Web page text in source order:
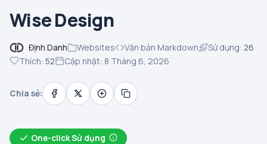
Wise Design
Định Danh Websites Văn bản Markdown Sử dụng: 26
Thích: 52 Cập nhật: 8 Tháng 6, 2026
Chia sẻ:
One-click Sử dụng